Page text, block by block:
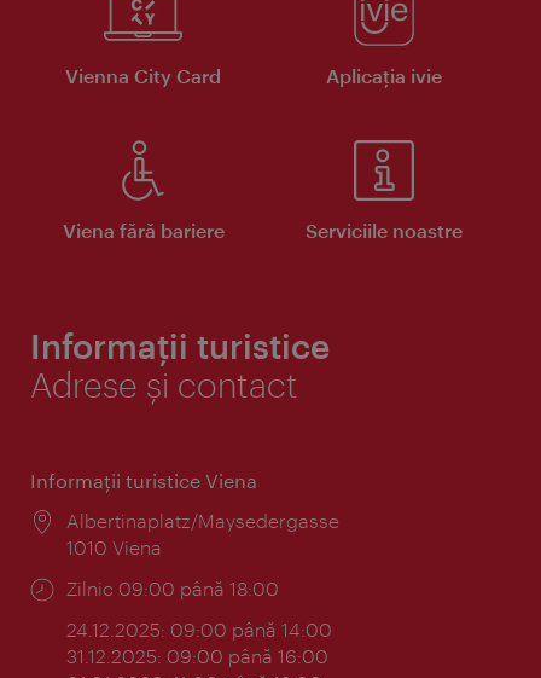
Vienna City Card Aplicaţia ivie
Viena fără bariere Serviciile noastre
Informații turistice
Adrese și contact
Informaţii turistice Viena
Locul:
Albertinaplatz/Maysedergasse
1010 Viena
Program:
Zilnic 09:00 până 18:00
24.12.2025: 09:00 până 14:00
31.12.2025: 09:00 până 16:00